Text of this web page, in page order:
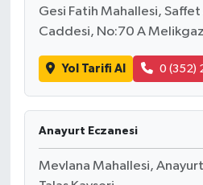
Gesi Fatih Mahallesi, Saffet
Caddesi, No:70 A
Yol Tarifi Al 0 (352)
Anayurt Eczanesi
Mevlana Mahallesi,